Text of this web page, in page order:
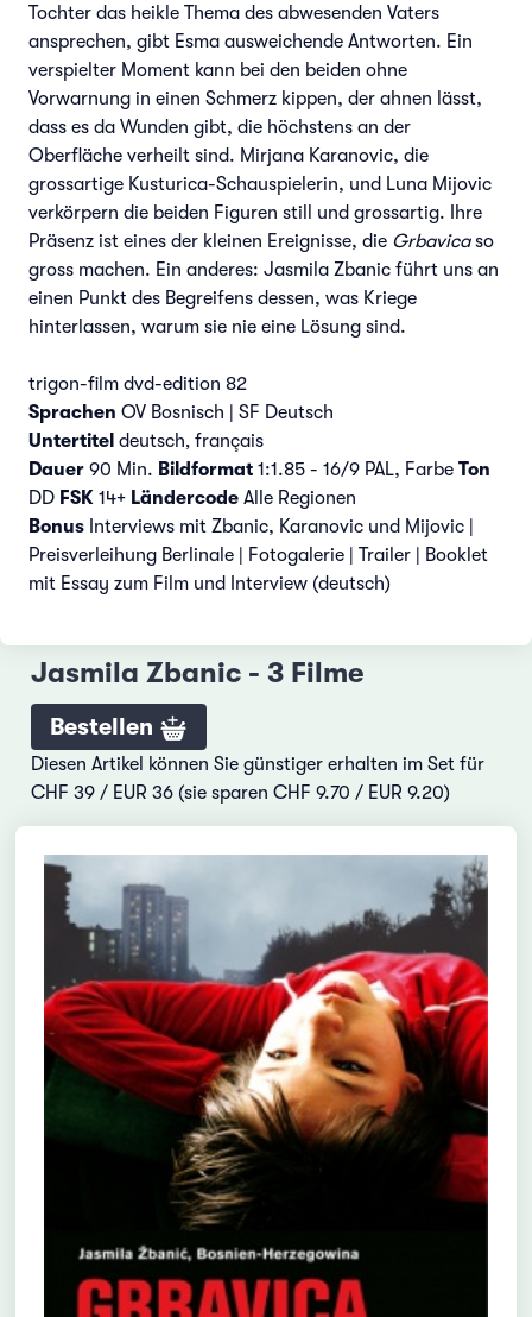
Tochter das heikle Thema des abwesenden Vaters
ansprechen, gibt Esma ausweichende Antworten. Ein
verspielter Moment kann bei den beiden ohne
Vorwarnung in einen Schmerz kippen, der ahnen lässt,
dass es da Wunden gibt, die höchstens an der
Oberfläche verheilt sind. Mirjana Karanovic, die
grossartige Kusturica-Schauspielerin, und Luna Mijovic
verkörpern die beiden Figuren still und grossartig. Ihre
Präsenz ist eines der kleinen Ereignisse, die Grbavicaso
gross machen. Ein anderes: Jasmila Zbanic führt uns an
einen Punkt des Begreifens dessen, was Kriege
hinterlassen, warum sie nie eine Lösung sind.
trigon-film dvd-edition 82
Sprachen OV Bosnisch | SF Deutsch
Untertitel deutsch‚ français
Dauer 90 Min. Bildformat 1:1.85 - 16/9 PAL, Farbe Ton
DD FSK 14+ Ländercode Alle Regionen
Bonus Interviews mit Zbanic, Karanovic und Mijovic |
Preisverleihung Berlinale | Fotogalerie | Trailer | Booklet
mit Essay zum Film und Interview (deutsch)
Jasmila Zbanic - 3 Filme
Bestellen
Diesen Artikel können Sie günstiger erhalten im Set für
CHF 39 / EUR 36 (sie sparen CHF 9.70 / EUR 9.20)